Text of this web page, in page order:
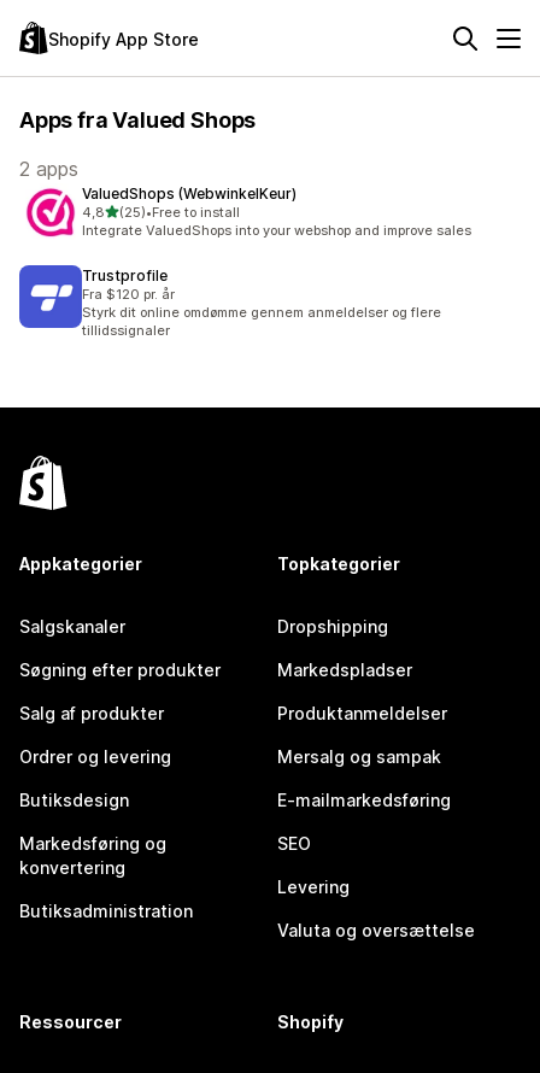
Shopify App Store
Apps fra Valued Shops
2 apps
ValuedShops (WebwinkelKeur)
4,8ud af 5 stjerner
(25)
25 anmeldelser i alt
•Free to install
Integrate ValuedShops into your webshop and improve sales
Trustprofile
Fra $120 pr. år
Styrk dit online omdømme gennem anmeldelser og flere
tillidssignaler
Appkategorier
Salgskanaler
Søgning efter produkter
Salg af produkter
Ordrer og levering
Butiksdesign
Markedsføring og
konvertering
Butiksadministration
Topkategorier
Dropshipping
Markedspladser
Produktanmeldelser
Mersalg og sampak
E-mailmarkedsføring
SEO
Levering
Valuta og oversættelse
Ressourcer Shopify